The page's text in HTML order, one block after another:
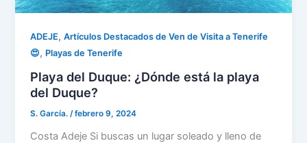
ADEJE,Artículos Destacados de Ven de Visita a Tenerife
😍, Playas de Tenerife
Playa del Duque: ¿Dónde está la playa
del Duque?
S. García./febrero 9, 2024
Costa Adeje Si buscas un lugar soleado y lleno de